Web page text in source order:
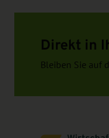
Direkt in
Bleiben Sie auf